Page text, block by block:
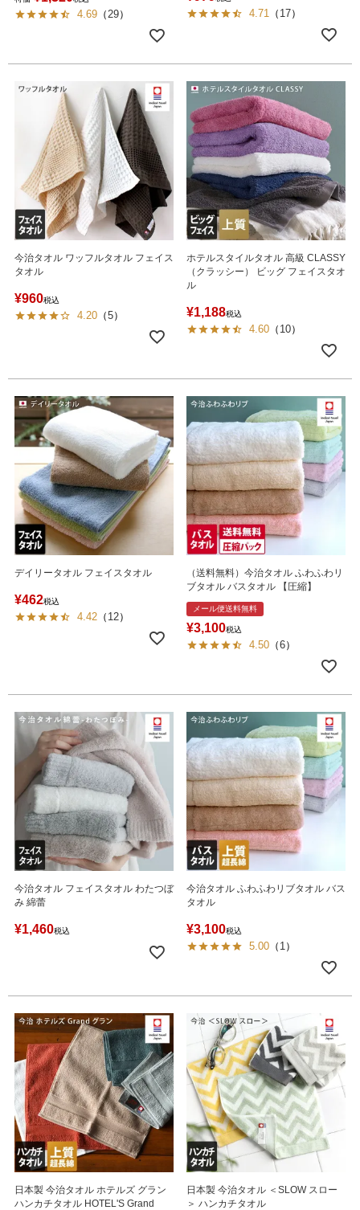
4.69 （ 29） 4.71 （ 17）
今治タオル ワッフルタオル フェイス
タオル
¥960税込
4.20 （5）
ホテルスタイルタオル 高級 CLASSY
（クラッシー） ビッグ フェイスタオ
ル
¥1,188税込
4.60 （ 10）
デイリータオル フェイスタオル
¥462税込
4.42 （ 12）
（送料無料）今治タオル ふわふわリ
ブタオル バスタオル 【圧縮】
メール便送料無料
¥3,100税込
4.50 （6）
今治タオル フェイスタオル わたつぼ
み 綿蕾
¥1,460税込
今治タオル ふわふわリブタオル バス
タオル
¥3,100税込
5.00 （ 1 ）
日本製 今治タオル ホテルズ グラン
ハンカチタオル HOTEL'S Grand
日本製 今治タオル ＜SLOW スロー
＞ ハンカチタオル